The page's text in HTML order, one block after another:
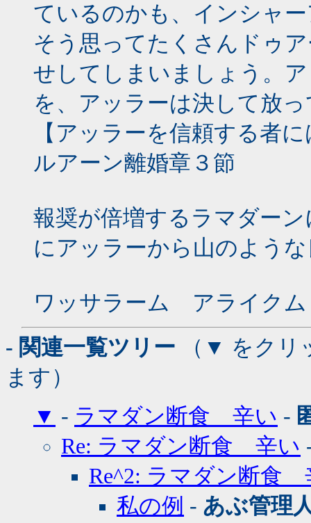
ているのかも、インシャ
そう思ってたくさんドゥ
せしてしまいましょう。
を、アッラーは決して放
【アッラーを信頼する者
ルアーン離婚章３節
報奨が倍増するラマダーン
にアッラーから山のよう
ワッサラーム アライクム
- 関連一覧ツリー （▼ をクリ
ます）
▼ - ラマダン断食 辛い -
Re: ラマダン断食 辛い
Re^2: ラマダン断食
私の例 - あぶ管理